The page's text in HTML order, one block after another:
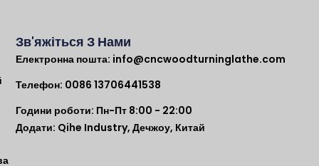
Зв'яжіться З Нами
Електронна пошта: info@cncwoodturninglathe.com
Телефон: 0086 13706441538
Години роботи: Пн-Пт 8:00 - 22:00
Додати: Qihe Industry, Дечжоу, Китай